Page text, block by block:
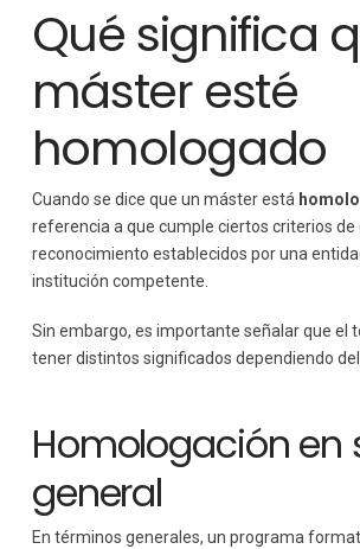
Qué significa
máster esté
homologado
Cuando se dice que un máster está
referencia a que cumple ciertos criterios de
reconocimiento establecidos por una
institución competente.
Sin embargo, es importante señalar que el
tener distintos significados dependiendo
Homologación en
general
En términos generales, un programa